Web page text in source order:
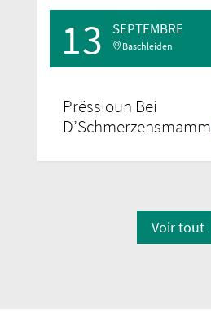
13 SEPTEMBRE
Baschleiden
Prëssioun Bei
D’Schmerzensmamm
Voir tout